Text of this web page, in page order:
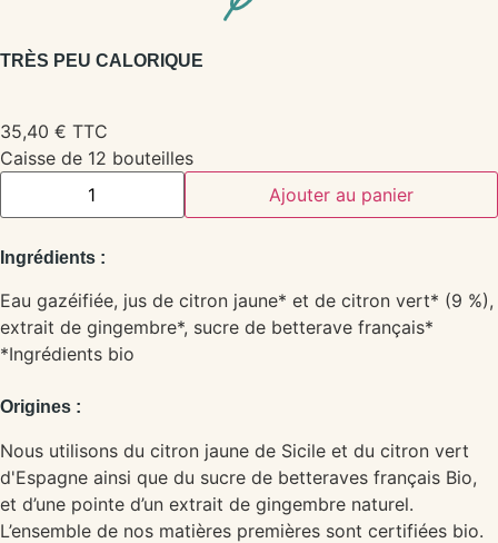
TRÈS PEU CALORIQUE
35,40 € TTC
Caisse de 12 bouteilles
Ajouter au panier
Ingrédients :
Eau gazéifiée, jus de citron jaune* et de citron vert* (9 %),
extrait de gingembre*, sucre de betterave français*
*Ingrédients bio
Origines :
Nous utilisons du citron jaune de Sicile et du citron vert
d'Espagne ainsi que du sucre de betteraves français Bio,
et d’une pointe d’un extrait de gingembre naturel.
L’ensemble de nos matières premières sont certifiées bio.